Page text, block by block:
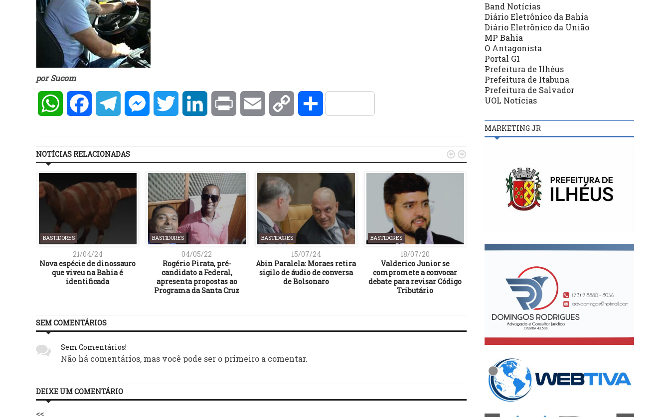
por Sucom
WhatsAppFacebookTelegramMessengerTwitter LinkedInPrint Email Copy Compartilhar
NOTÍCIAS RELACIONADAS
BASTIDORES
21/04/24
Nova espécie de dinossauro
que viveu na Bahia é
identificada
BASTIDORES
04/05/22
Rogério Pirata, pré-
candidato a Federal,
apresenta propostas ao
Programa da Santa Cruz
BASTIDORES
15/07/24
Abin Paralela: Moraes retira
sigilo de áudio de conversa
de Bolsonaro
BASTIDORES
18/07/20
Valderico Junior se
compromete a convocar
debate para revisar Código
Tributário
23/02/26
reforça ações da Prefeitura
de Ilhéus com o cuidado
urbano
29/03/22
 
SEM COMENTÁRIOS
Sem Comentários!
Não há comentários, mas você pode ser o primeiro a comentar.
DEIXE UM COMENTÁRIO
<<
Band Notícias
Diário Eletrônico da Bahia
Diário Eletrônico da União
MP Bahia
O Antagonista
Portal G1
Prefeitura de Ilhéus
Prefeitura de Itabuna
Prefeitura de Salvador
UOL Notícias
MARKETING JR